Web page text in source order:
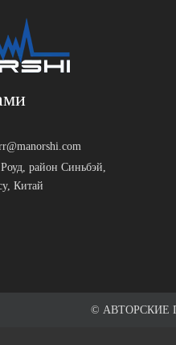
район Синьбэй,
Китай
© АВТОРСКИЕ